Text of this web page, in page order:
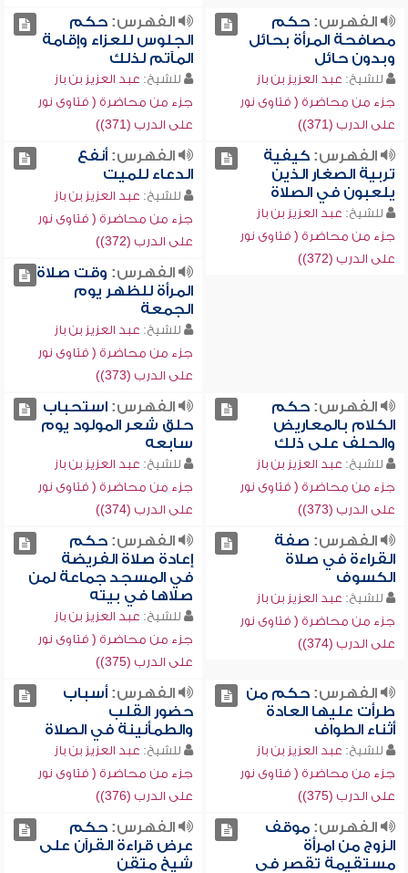
الفهرس:حكم
مصافحة المرأة بحائل
وبدون حائل
للشيخ: عبد العزيز بن باز
جزء من محاضرة ( فتاوى نور
على الدرب (371))
الفهرس:حكم
الجلوس للعزاء وإقامة
المآتم لذلك
للشيخ: عبد العزيز بن باز
جزء من محاضرة ( فتاوى نور
على الدرب (371))
الفهرس:كيفية
تربية الصغار الذين
يلعبون في الصلاة
للشيخ: عبد العزيز بن باز
جزء من محاضرة ( فتاوى نور
على الدرب (372))
الفهرس:أنفع
الدعاء للميت
للشيخ: عبد العزيز بن باز
جزء من محاضرة ( فتاوى نور
على الدرب (372))
الفهرس: وقت صلاة
المرأة للظهر يوم
الجمعة
للشيخ: عبد العزيز بن باز
جزء من محاضرة ( فتاوى نور
على الدرب (373))
الفهرس:حكم
الكلام بالمعاريض
والحلف على ذلك
للشيخ: عبد العزيز بن باز
جزء من محاضرة ( فتاوى نور
على الدرب (373))
الفهرس:استحباب
حلق شعر المولود يوم
سابعه
للشيخ: عبد العزيز بن باز
جزء من محاضرة ( فتاوى نور
على الدرب (374))
الفهرس: صفة
القراءة في صلاة
الكسوف
للشيخ: عبد العزيز بن باز
جزء من محاضرة ( فتاوى نور
على الدرب (374))
الفهرس:حكم
إعادة صلاة الفريضة
في المسجد جماعة لمن
صلاها في بيته
للشيخ: عبد العزيز بن باز
جزء من محاضرة ( فتاوى نور
على الدرب (375))
الفهرس:حكم من
طرأت عليها العادة
أثناء الطواف
للشيخ: عبد العزيز بن باز
جزء من محاضرة ( فتاوى نور
على الدرب (375))
الفهرس:أسباب
حضور القلب
والطمأنينة في الصلاة
للشيخ: عبد العزيز بن باز
جزء من محاضرة ( فتاوى نور
على الدرب (376))
الفهرس:موقف
الزوج من امرأة
مستقيمة تقصر في
الفهرس:حكم
عرض قراءة القرآن على
شيخ متقن